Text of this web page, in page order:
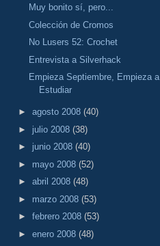
Muy bonito sí, pero...
Colección de Cromos
No Lusers 52: Crochet
Entrevista a Silverhack
Empieza Septiembre, Empieza a
Estudiar
► agosto 2008 (40)
► julio 2008 (38)
► junio 2008 (40)
► mayo 2008 (52)
► abril 2008 (48)
► marzo 2008 (53)
► febrero 2008 (53)
► enero 2008 (48)